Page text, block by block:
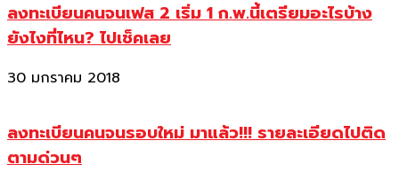
ลงทะเบียนคนจนเฟส 2 เริ่ม 1 ก.พ.นี้เตรียมอะไรบ้าง
ยังไงที่ไหน? ไปเช็คเลย
30 มกราคม 2018
ลงทะเบียนคนจนรอบใหม่ มาแล้ว!!! รายละเอียดไปติด
ตามด่วนๆ